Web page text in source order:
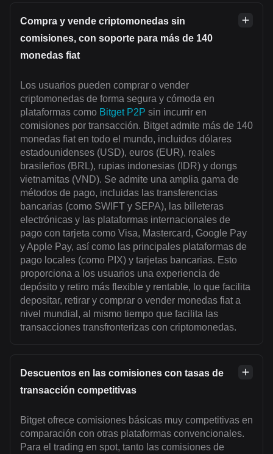
Compra y vende criptomonedas sin
comisiones, con soporte para más de 140
monedas fiat
Los usuarios pueden comprar o vender
criptomonedas de forma segura y cómoda en
plataformas como Bitget P2P sin incurrir en
comisiones por transacción. Bitget admite más de 140
monedas fiat en todo el mundo, incluidos dólares
estadounidenses (USD), euros (EUR), reales
brasileños (BRL), rupias indonesias (IDR) y dongs
vietnamitas (VND). Se admite una amplia gama de
métodos de pago, incluidas las transferencias
bancarias (como SWIFT y SEPA), las billeteras
electrónicas y las plataformas internacionales de
pago con tarjeta como Visa, Mastercard, Google Pay
y Apple Pay, así como las principales plataformas de
pago locales (como PIX) y tarjetas bancarias. Esto
proporciona a los usuarios una experiencia de
depósito y retiro más flexible y rentable, lo que facilita
depositar, retirar y comprar o vender monedas fiat a
nivel mundial, al mismo tiempo que facilita las
transacciones transfronterizas con criptomonedas.
Descuentos en las comisiones con tasas de
transacción competitivas
Bitget ofrece comisiones básicas muy competitivas en
comparación con otras plataformas convencionales.
Para el trading en spot, tanto las comisiones de